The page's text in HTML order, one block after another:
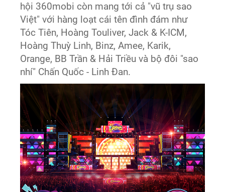
hội 360mobi còn mang tới cả "vũ trụ sao
Việt" với hàng loạt cái tên đình đám như
Tóc Tiên, Hoàng Touliver, Jack & K-ICM,
Hoàng Thuỳ Linh, Binz, Amee, Karik,
Orange, BB Trần & Hải Triều và bộ đôi "sao
nhí" Chấn Quốc - Linh Đan.